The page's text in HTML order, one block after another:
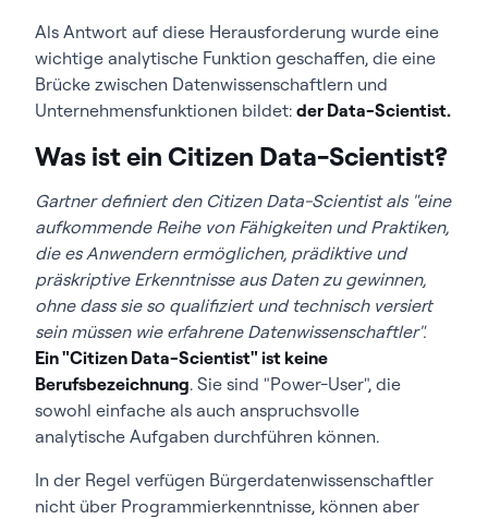
Als Antwort auf diese Herausforderung wurde eine
wichtige analytische Funktion geschaffen, die eine
Brücke zwischen Datenwissenschaftlern und
Unternehmensfunktionen bildet: der Data-Scientist.
Was ist ein Citizen Data-Scientist?
Gartner definiert den Citizen Data-Scientist als "eine
aufkommende Reihe von Fähigkeiten und Praktiken,
die es Anwendern ermöglichen, prädiktive und
präskriptive Erkenntnisse aus Daten zu gewinnen,
ohne dass sie so qualifiziert und technisch versiert
sein müssen wie erfahrene Datenwissenschaftler".
Ein "Citizen Data-Scientist" ist keine
Berufsbezeichnung. Sie sind "Power-User", die
sowohl einfache als auch anspruchsvolle
analytische Aufgaben durchführen können.
In der Regel verfügen Bürgerdatenwissenschaftler
nicht über Programmierkenntnisse, können aber